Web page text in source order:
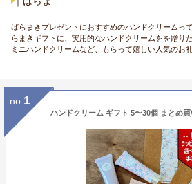
ばらまきプレゼントにおすすめのハンドクリームっ
らまきギフトに、実用的なハンドクリームをを贈り
ミニハンドクリームなど、もらって嬉しい人気のお
no. 1